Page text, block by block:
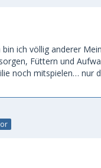
ich völlig anderer
Füttern und
noch mitspielen… nur